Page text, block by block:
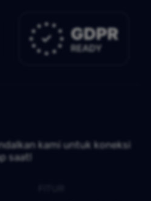
kami untuk koneksi
saat!